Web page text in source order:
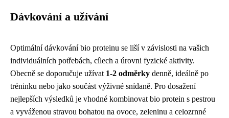
Dávkování a užívání
Optimální dávkování bio proteinu se liší v závislosti na vašich
individuálních potřebách, cílech a úrovni fyzické aktivity.
Obecně se doporučuje užívat 1-2 odměrky denně, ideálně po
tréninku nebo jako součást výživné snídaně. Pro dosažení
nejlepších výsledků je vhodné kombinovat bio protein s pestrou
a vyváženou stravou bohatou na ovoce, zeleninu a celozrnné